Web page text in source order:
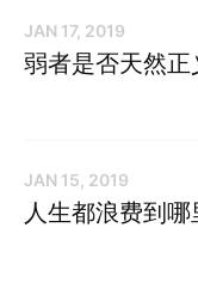
JAN 17, 2019
弱者是否天然正
JAN 15, 2019
人生都浪费到哪